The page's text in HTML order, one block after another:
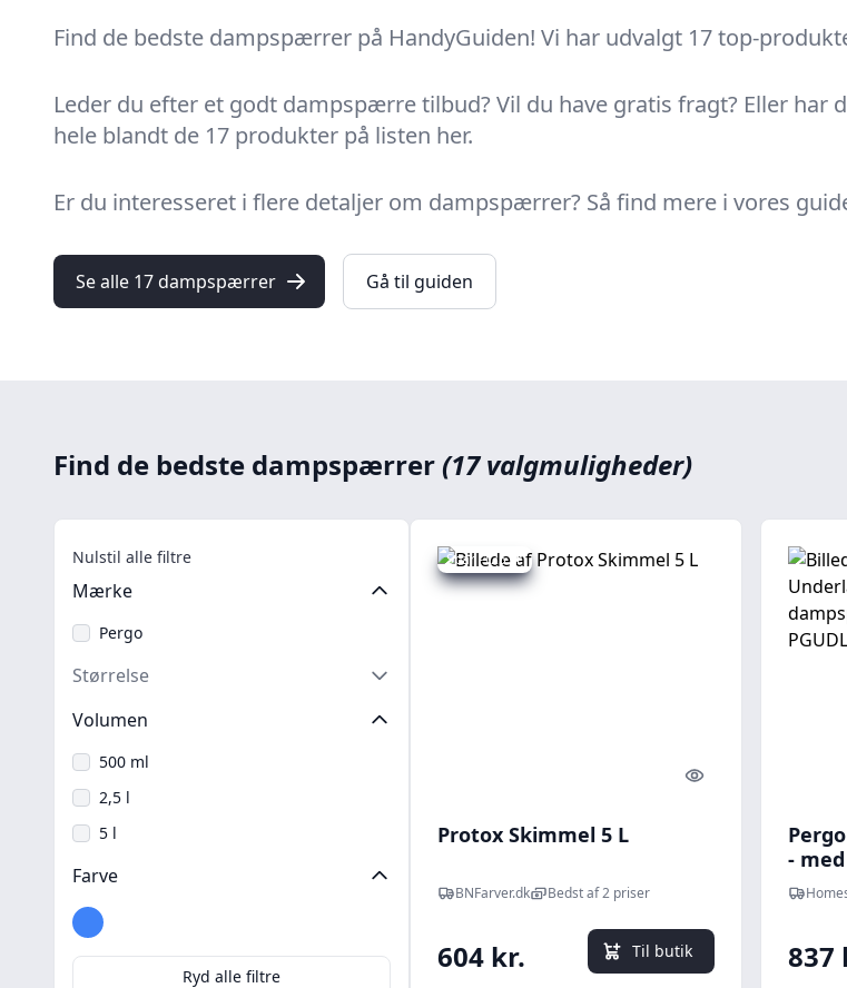
Find de bedste dampspærrer på HandyGuiden! Vi har udvalgt 17 top-
Leder du efter et godt dampspærre tilbud? Vil du have gratis fragt? Eller
hele blandt de 17 produkter på listen her.
Er du interesseret i flere detaljer om dampspærrer? Så find mere i vores
Se alle 17 dampspærrer Gå til guiden
Find de bedste dampspærrer(17 valgmuligheder)
Nulstil alle filtre
Mærke
Pergo
Størrelse
Volumen
500 ml
2,5 l
5 l
Farve
Blå
Ryd alle filtre
Spar -125 kr.
Quick look
Protox Skimmel 5 L
BNFarver.dk Bedst af 2 priser
604 kr. Til butik
-
837